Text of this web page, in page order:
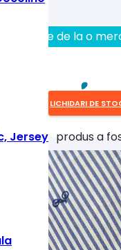
nevoie de la o
Jersey
LICHIDARI DE
produsa